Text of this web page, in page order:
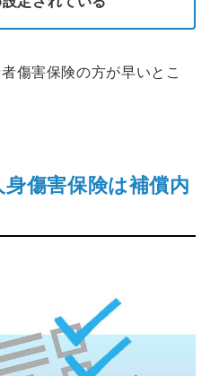
傷害保険の方が早いとこ
傷害保険は補償内